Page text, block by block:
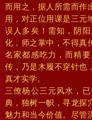
而用之，据人所需而作
用，对正位用课是三元
误人多矣！需知，阴
化，师之掌中，不得真
名家都感吃力，而精
传，乃是木履不穿针也
真才实学。
三僚杨公三元风水，
典，独树一帜，寻龙探
魅力和当今价值。尽管